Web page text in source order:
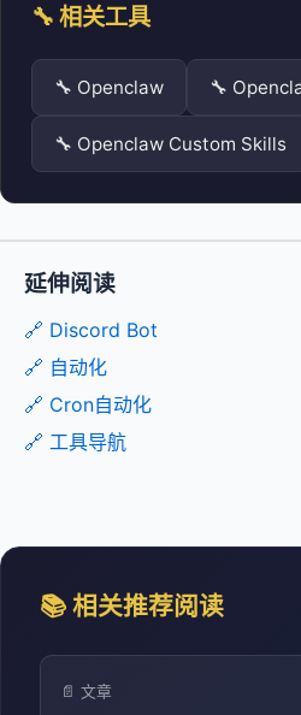
🔧 相关工具
🔧 Openclaw 🔧
🔧 Openclaw Custom Skills
延伸阅读
🔗 Discord Bot
🔗 自动化
🔗 Cron自动化
🔗 工具导航
📚 相关推荐阅读
📄 文章